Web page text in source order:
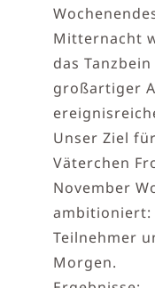
Mitternacht
das
großartiger
Unser Ziel
Väterchen
November
ambitioniert:
Teilnehmer
Morgen.